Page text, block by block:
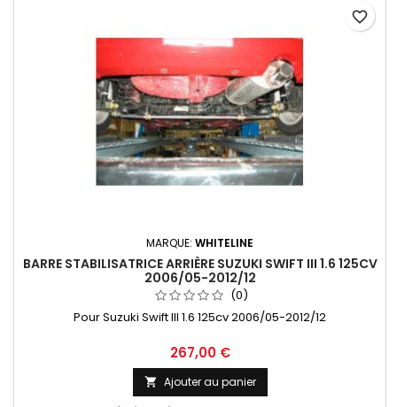
MARQUE: WHITELINE
BARRE STABILISATRICE ARRIÈRE SUZUKI SWIFT III 1.6 125CV
2006/05-2012/12
(0)
Pour Suzuki Swift III 1.6 125cv 2006/05-2012/12
Prix
267,00 €
 Ajouter au panier
favorite_border